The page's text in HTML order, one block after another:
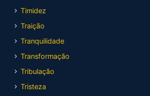
Timidez
Traição
Tranquilidade
Transformação
Tribulação
Tristeza